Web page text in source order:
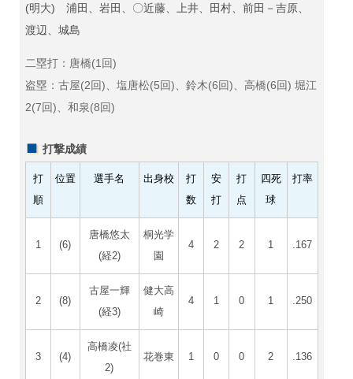
(明大) 浦田、岩田、〇近藤、上井、田村、前田－吉原、
渡辺、城島
二塁打：唐橋(1回)
盗塁：古屋(2回)、塩唐松(5回)、鈴木(6回)、高橋(6回) 堀江
2(7回)、和泉(8回)
打撃成績
打
順
位置 選手名 出身校
打
数
安
打
打
点
四死
球
打率
1 (6)
唐橋悠太
(経2)
桐光学
園
4 2 2 1 .167
2 (8)
古屋一輝
(経3)
健大高
崎
4 1 0 1 .250
3 (4)
高橋凌(社
2)
花巻東 1 0 0 2 .136